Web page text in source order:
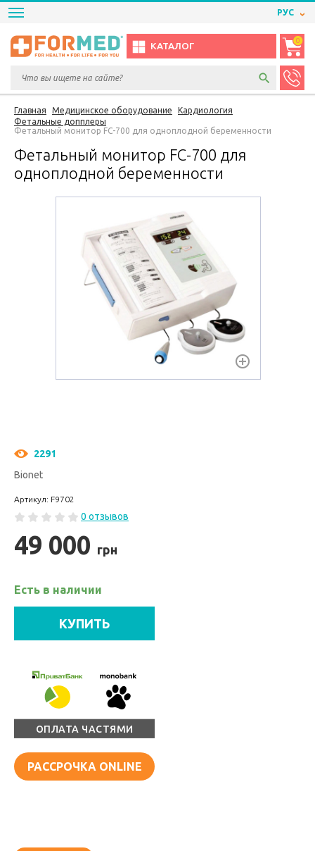
РУС
КАТАЛОГ
0
Главная Медицинское оборудование
Кардиология
Фетальные допплеры
Фетальный монитор FC-700 для одноплодной беременности
Фетальный монитор FC-700 для
одноплодной беременности
2291
Bionet
Артикул: F9702
0 отзывов
49 000 грн
Есть в наличии
КУПИТЬ
ОПЛАТА ЧАСТЯМИ
РАССРОЧКА ONLINE